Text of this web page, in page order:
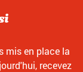
mis en place la
recevez